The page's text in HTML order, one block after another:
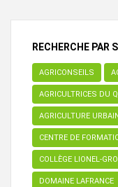
RECHERCHE PAR
AGRICONSEILS
AGRICULTRICES DU
AGRICULTURE
CENTRE DE
COLLÈGE LIONEL-
DOMAINE LAFRANCE